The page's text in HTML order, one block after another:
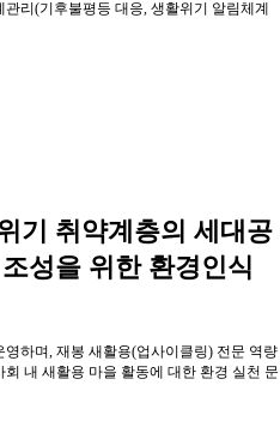
리(기후불평등 대응, 생활위기 알림체계
기 취약계층의 세대공
성을 위한 환경인식
하며, 재봉 새활용(업사이클링) 전문 역량
내 새활용 마을 활동에 대한 환경 실천 문